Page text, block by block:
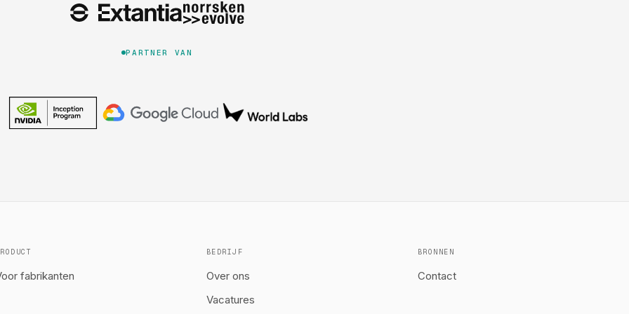
PARTNER VAN
fabrikanten
BEDRIJF
Over ons
Vacatures
BRONNEN
Contact